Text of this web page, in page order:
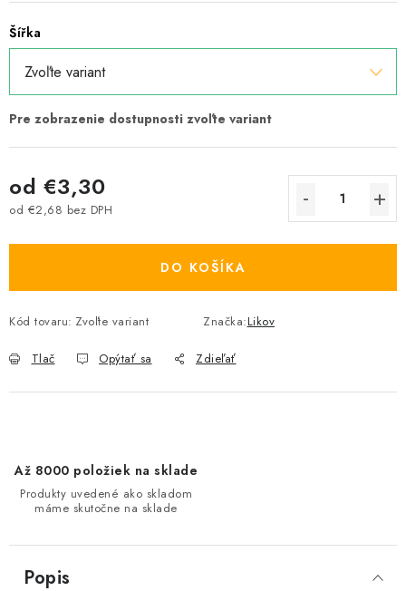
Šířka
od €3,30
od €2,68 bez DPH
DO KOŠÍKA
Kód tovaru: Zvoľte variant Značka:Likov
Tlač Opýtať sa Zdieľať
Až 8000 položiek na sklade
Produkty uvedené ako skladom
máme skutočne na sklade
Popis